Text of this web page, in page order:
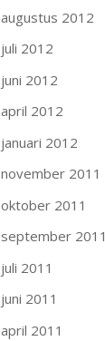
augustus 2012
juli 2012
juni 2012
april 2012
januari 2012
november 2011
oktober 2011
september 2011
juli 2011
juni 2011
april 2011